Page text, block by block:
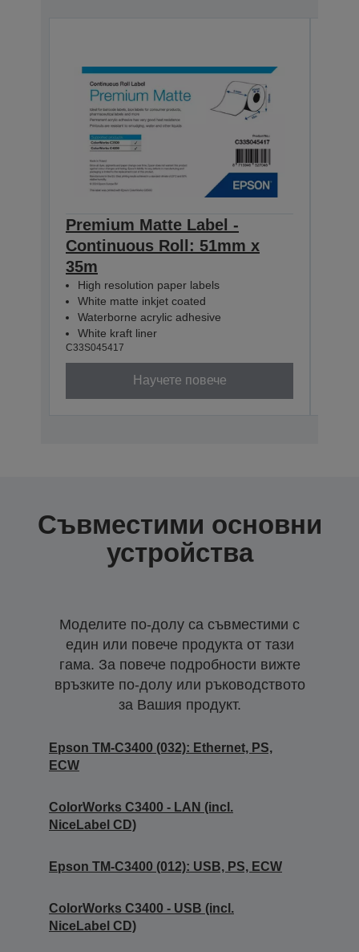
Premium Matte Label -
Continuous Roll: 51mm x
35m
High resolution paper labels
White matte inkjet coated
Waterborne acrylic adhesive
White kraft liner
C33S045417
Научете повече
Съвместими основни
устройства
Моделите по-долу са съвместими с
един или повече продукта от тази
гама. За повече подробности вижте
връзките по-долу или ръководството
за Вашия продукт.
Epson TM-C3400 (032): Ethernet, PS,
ECW
ColorWorks C3400 - LAN (incl.
NiceLabel CD)
Epson TM-C3400 (012): USB, PS, ECW
ColorWorks C3400 - USB (incl.
NiceLabel CD)